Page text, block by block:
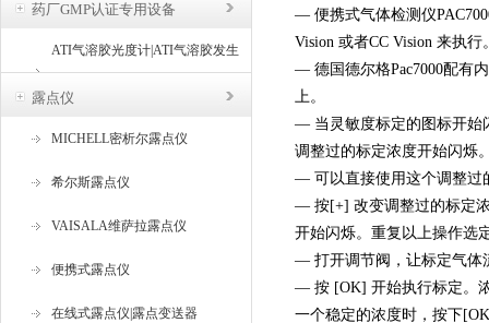
药厂GMP认证专用设备
ATI气溶胶光度计|ATI气溶胶发生
器
露点仪
MICHELL密析尔露点仪
希尔斯露点仪
VAISALA维萨拉露点仪
便携式露点仪
在线式露点仪|露点变送器
— 便携式气体检测仪
Vision 或者CC Vision 来执
— 德国德尔格Pac7000配有
上。
— 当灵敏度标定的图标开始
调整过的标定浓度开始闪烁
— 可以直接使用这个调整过
— 按[+] 改变调整过的标定
开始闪烁。重复以上操作选
— 打开调节阀，让标定气体
— 按 [OK] 开始执行标定。
一个稳定的浓度时，按下